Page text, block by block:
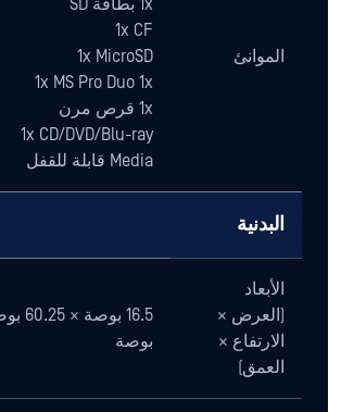
الموانئ
1x بطاقة SD
1x CF
1x MicroSD
1x MS Pro Duo 1x
1x قرص مرن
1x CD/DVD/Blu-ray
Media قابلة للقفل
البدنية
الأبعاد
(العرض ×
الارتفاع ×
العمق)
بوصة